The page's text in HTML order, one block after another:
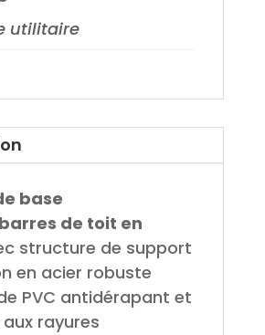
utilitaire
base
de toit en
structure de support
en acier robuste
PVC antidérapant et
rayures